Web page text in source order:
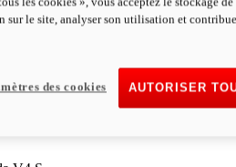
KgPOIDS SANS CARBURANT
sur le site, analyser son utilisation et
AUTORISER
des cookies